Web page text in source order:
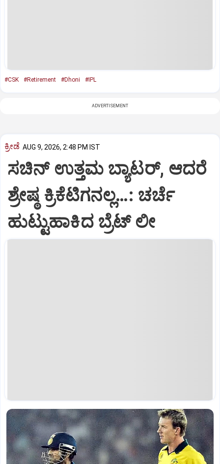
#CSK #Retirement #Dhoni #IPL
ADVERTISEMENT
ಕ್ರೀಡೆ AUG 9, 2026, 2:48 PM IST
ಸಚಿನ್‌ ಉತ್ತಮ ಬ್ಯಾಟರ್‌, ಆದರೆ
ಶ್ರೇಷ್ಠ ಕ್ರಿಕೆಟಿಗನಲ್ಲ…: ಚರ್ಚೆ
ಹುಟ್ಟುಹಾಕಿದ ಬ್ರೆಟ್‌ ಲೀ